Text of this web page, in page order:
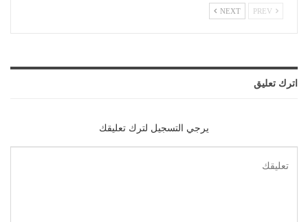
NEXT
اترك تعليق
يرجي التسجيل لترك تعليقك